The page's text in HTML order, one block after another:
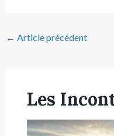
← Article précédent
Les